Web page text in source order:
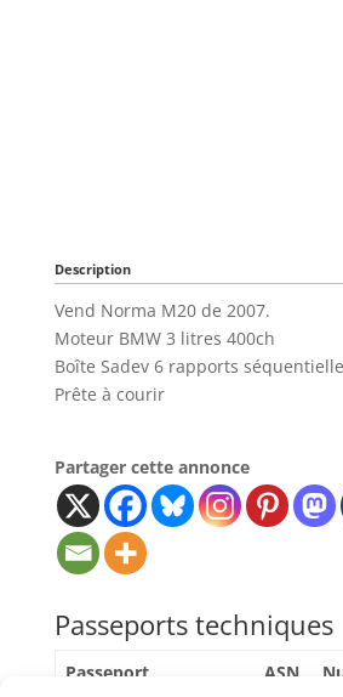
Description
Vend Norma M20 de 2007.
Moteur BMW 3 litres 400ch
Boîte Sadev 6 rapports
Prête à courir
Partager cette annonce
Passeports techniques
Passeport ASN